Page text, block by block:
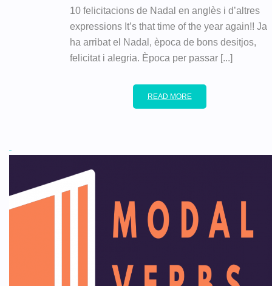
10 felicitacions de Nadal en anglès i d’altres
expressions It’s that time of the year again!! Ja
ha arribat el Nadal, època de bons desitjos,
felicitat i alegria. Època per passar [...]
READ MORE